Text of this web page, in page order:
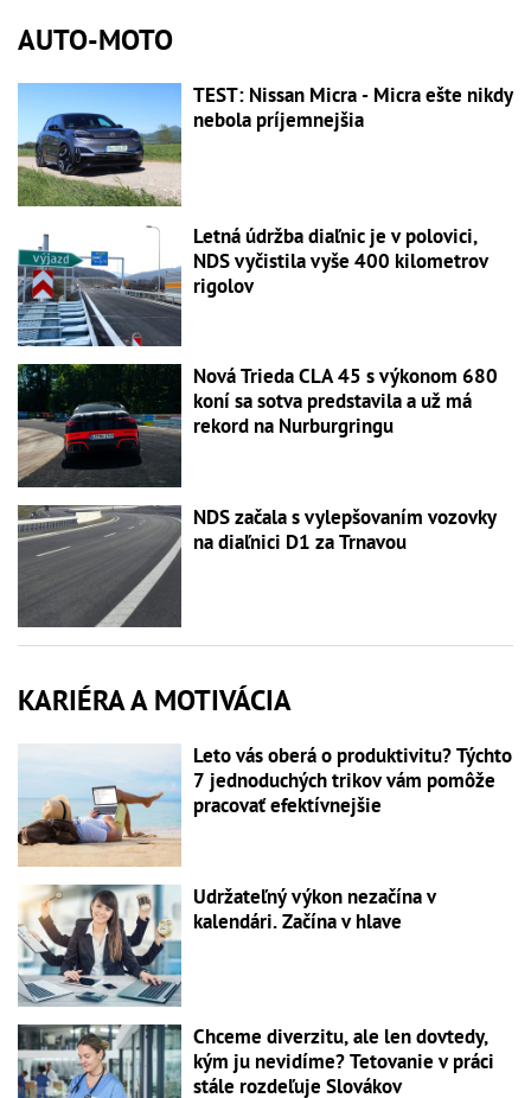
AUTO-MOTO
TEST: Nissan Micra - Micra ešte nikdy
nebola príjemnejšia
Letná údržba diaľnic je v polovici,
NDS vyčistila vyše 400 kilometrov
rigolov
Nová Trieda CLA 45 s výkonom 680
koní sa sotva predstavila a už má
rekord na Nurburgringu
NDS začala s vylepšovaním vozovky
na diaľnici D1 za Trnavou
KARIÉRA A MOTIVÁCIA
Leto vás oberá o produktivitu? Týchto
7 jednoduchých trikov vám pomôže
pracovať efektívnejšie
Udržateľný výkon nezačína v
kalendári. Začína v hlave
Chceme diverzitu, ale len dovtedy,
kým ju nevidíme? Tetovanie v práci
stále rozdeľuje Slovákov